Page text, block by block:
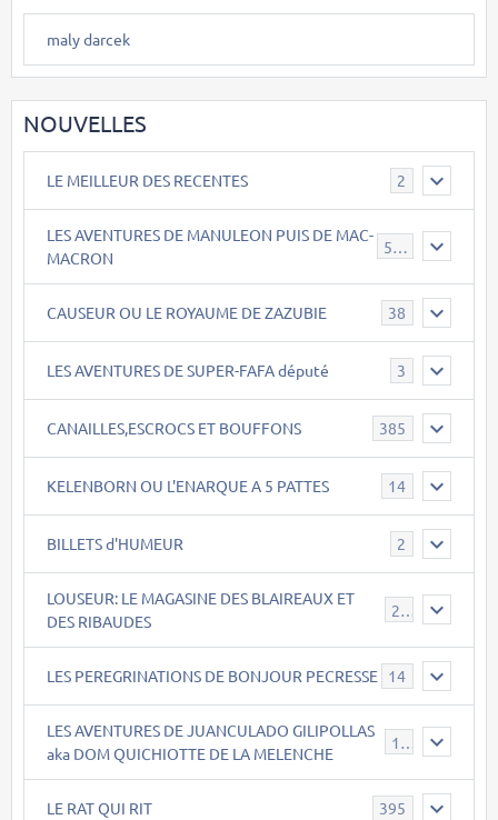
maly darcek
NOUVELLES
LE MEILLEUR DES RECENTES 2
LES AVENTURES DE MANULEON PUIS DE MAC-
MACRON
543
CAUSEUR OU LE ROYAUME DE ZAZUBIE 38
LES AVENTURES DE SUPER-FAFA député 3
CANAILLES,ESCROCS ET BOUFFONS 385
KELENBORN OU L'ENARQUE A 5 PATTES 14
BILLETS d'HUMEUR 2
LOUSEUR: LE MAGASINE DES BLAIREAUX ET
DES RIBAUDES
21
LES PEREGRINATIONS DE BONJOUR PECRESSE 14
LES AVENTURES DE JUANCULADO GILIPOLLAS
aka DOM QUICHIOTTE DE LA MELENCHE
119
LE RAT QUI RIT 395